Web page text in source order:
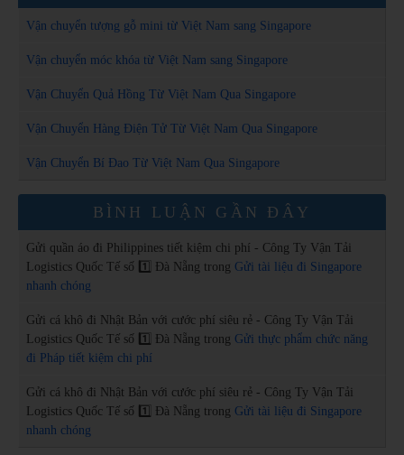
Vận chuyển tượng gỗ mini từ Việt Nam sang Singapore
Vận chuyển móc khóa từ Việt Nam sang Singapore
Vận Chuyển Quả Hồng Từ Việt Nam Qua Singapore
Vận Chuyển Hàng Điện Tử Từ Việt Nam Qua Singapore
Vận Chuyển Bí Đao Từ Việt Nam Qua Singapore
BÌNH LUẬN GẦN ĐÂY
Gửi quần áo đi Philippines tiết kiệm chi phí - Công Ty Vận Tải
Logistics Quốc Tế số 1️⃣ Đà Nẵng trong Gửi tài liệu đi Singapore
nhanh chóng
Gửi cá khô đi Nhật Bản với cước phí siêu rẻ - Công Ty Vận Tải
Logistics Quốc Tế số 1️⃣ Đà Nẵng trong Gửi thực phẩm chức năng
đi Pháp tiết kiệm chi phí
Gửi cá khô đi Nhật Bản với cước phí siêu rẻ - Công Ty Vận Tải
Logistics Quốc Tế số 1️⃣ Đà Nẵng trong Gửi tài liệu đi Singapore
nhanh chóng